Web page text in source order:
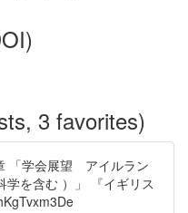
3 favorites)
「学会展望 アイルラン
学を含む ）」 『イギリス